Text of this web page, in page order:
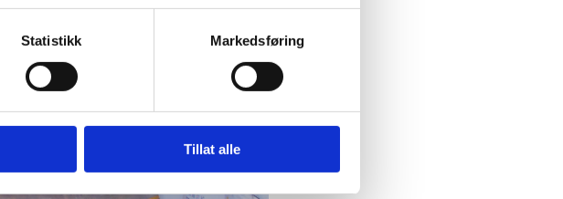
Statistikk Markedsføring
Tillat alle